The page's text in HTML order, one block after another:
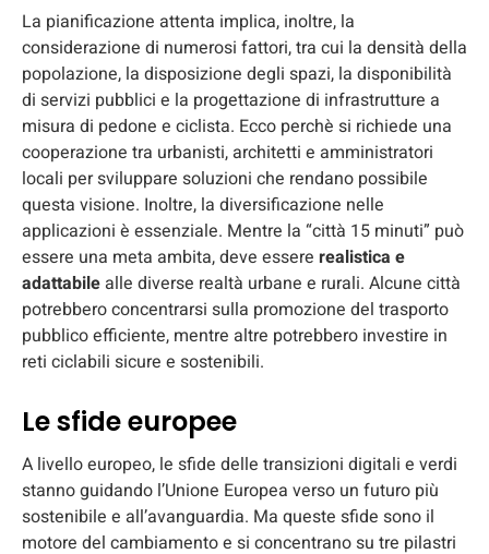
La pianificazione attenta implica, inoltre, la
considerazione di numerosi fattori, tra cui la densità della
popolazione, la disposizione degli spazi, la disponibilità
di servizi pubblici e la progettazione di infrastrutture a
misura di pedone e ciclista. Ecco perchè si richiede una
cooperazione tra urbanisti, architetti e amministratori
locali per sviluppare soluzioni che rendano possibile
questa visione. Inoltre, la diversificazione nelle
applicazioni è essenziale. Mentre la “città 15 minuti” può
essere una meta ambita, deve essere realistica e
adattabile alle diverse realtà urbane e rurali. Alcune città
potrebbero concentrarsi sulla promozione del trasporto
pubblico efficiente, mentre altre potrebbero investire in
reti ciclabili sicure e sostenibili.
Le sfide europee
A livello europeo, le sfide delle transizioni digitali e verdi
stanno guidando l’Unione Europea verso un futuro più
sostenibile e all’avanguardia. Ma queste sfide sono il
motore del cambiamento e si concentrano su tre pilastri